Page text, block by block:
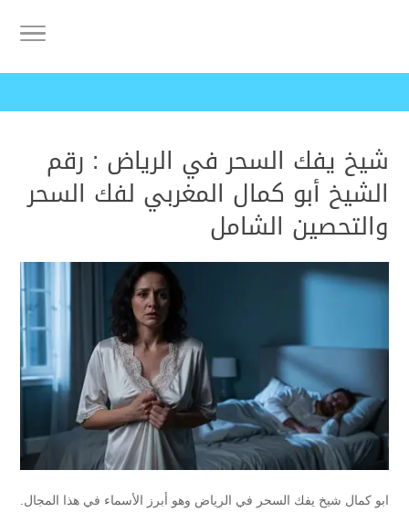
شيخ يفك السحر في الرياض : رقم
الشيخ أبو كمال المغربي لفك السحر
والتحصين الشامل
ابو كمال شيخ يفك السحر في الرياض وهو أبرز الأسماء في هذا المجال.